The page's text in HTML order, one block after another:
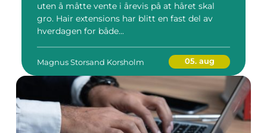
uten å måtte vente i årevis på at håret skal
gro. Hair extensions har blitt en fast del av
hverdagen for både...
Magnus Storsand Korsholm 05. aug